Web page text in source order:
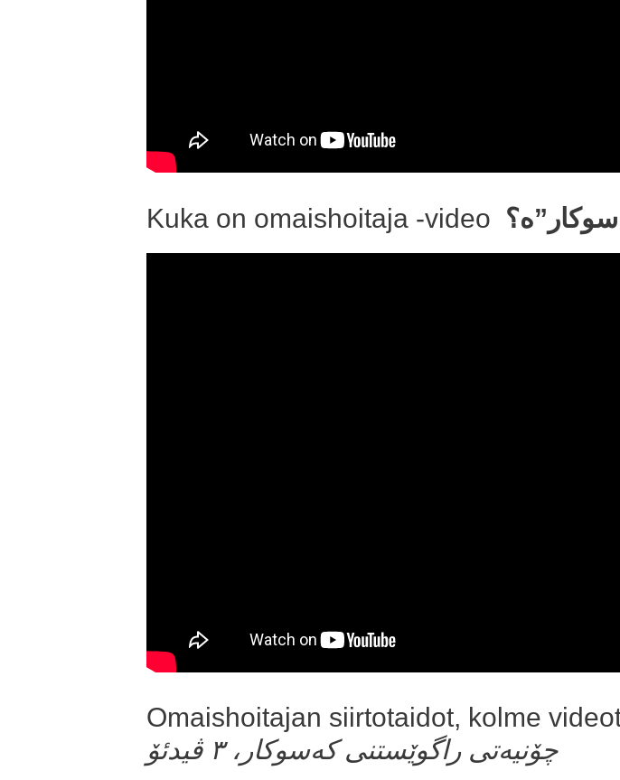
Kuka on omaishoitaja -video
Omaishoitajan siirtotaidot, kolme
چۆنیەتی راگوێستنی کەسوکار، ٣ ڤیدئۆ